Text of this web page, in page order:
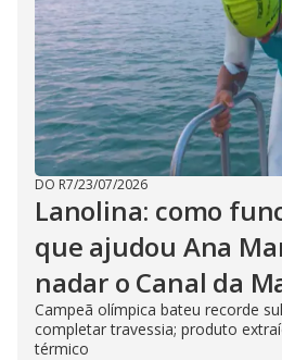
DO R7/23/07/2026
Lanolina: como
que ajudou Ana
nadar o Canal da
Campeã olímpica bateu recorde
completar travessia; produto
térmico